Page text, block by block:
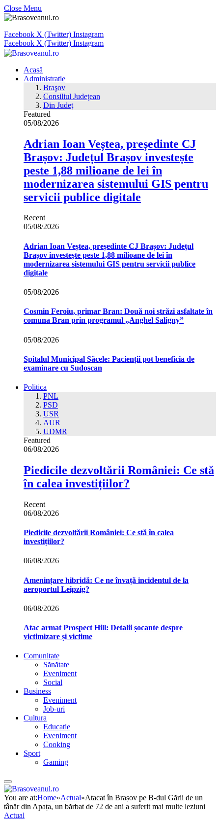
Close Menu
Facebook X (Twitter) Instagram
Facebook X (Twitter) Instagram
Acasă
Administratie
Braşov
Consiliul Judeţean
Din Judeţ
Featured
05/08/2026
Adrian Ioan Veștea, președinte CJ
Brașov: Județul Brașov investește
peste 1,88 milioane de lei în
modernizarea sistemului GIS pentru
servicii publice digitale
Recent
05/08/2026
Adrian Ioan Veștea, președinte CJ Brașov: Județul
Brașov investește peste 1,88 milioane de lei în
modernizarea sistemului GIS pentru servicii publice
digitale
05/08/2026
Cosmin Feroiu, primar Bran: Două noi străzi asfaltate în
comuna Bran prin programul „Anghel Saligny”
05/08/2026
Spitalul Municipal Săcele: Pacienții pot beneficia de
examinare cu Sudoscan
Politica
PNL
PSD
USR
AUR
UDMR
Featured
06/08/2026
Piedicile dezvoltării României: Ce stă
în calea investițiilor?
Recent
06/08/2026
Piedicile dezvoltării României: Ce stă în calea
investițiilor?
06/08/2026
Amenințare hibridă: Ce ne învață incidentul de la
aeroportul Leipzig?
06/08/2026
Atac armat Prospect Hill: Detalii șocante despre
victimizare și victime
Comunitate
Sănătate
Eveniment
Social
Business
Eveniment
Job-uri
Cultura
Educatie
Eveniment
Cooking
Sport
Gaming
You are at:Home»Actual»Atacat în Brașov pe B-dul Gării de un
tânăr din Apața, un bărbat de 72 de ani a suferit mai multe leziuni
Actual